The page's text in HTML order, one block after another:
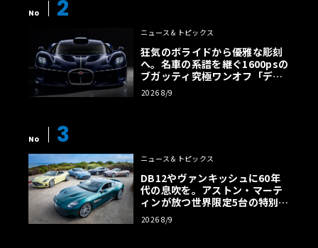
No 2
ニュース＆トピックス
狂気のボライドから優雅な彫刻
へ。名車の系譜を継ぐ1600psの
ブガッティ究極ワンオフ「デス
トリエ」
2026 8/9
No 3
ニュース＆トピックス
DB12やヴァンキッシュに60年
代の息吹を。アストン・マーテ
ィンが放つ世界限定5台の特別コ
レクション
2026 8/9